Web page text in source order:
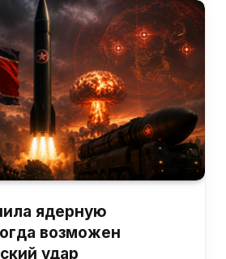
ядерную
возможен
удар